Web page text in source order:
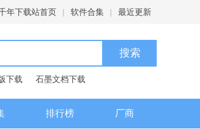
年下载站首页 | 软件合集 | 最近更新
下载
石墨文档下载
法下载
排行榜 厂商